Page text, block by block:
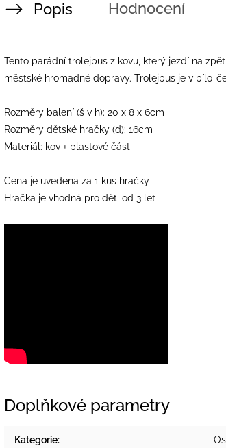
Popis Hodnocení
Tento parádní trolejbus z kovu, který jezdí na
městské hromadné dopravy. Trolejbus je v bílo-
Rozměry balení (š v h): 20 x 8 x 6cm
Rozměry dětské hračky (d): 16cm
Materiál: kov + plastové části
Cena je uvedena za 1 kus hračky
Hračka je vhodná pro děti od 3 let
Doplňkové parametry
Kategorie: